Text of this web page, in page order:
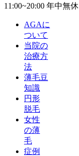
11:00~20:00 年中無休
AGAに
ついて
当院の
治療方
法
薄毛豆
知識
円形
脱毛
女性
の薄
毛
症例